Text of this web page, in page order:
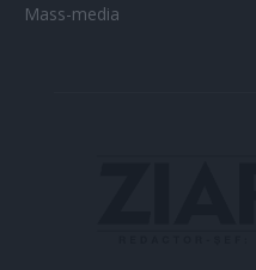
Mass-media